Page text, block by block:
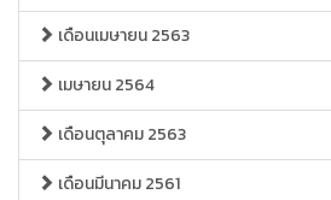
เดือนเมษายน 2563
เมษายน 2564
เดือนตุลาคม 2563
เดือนมีนาคม 2561